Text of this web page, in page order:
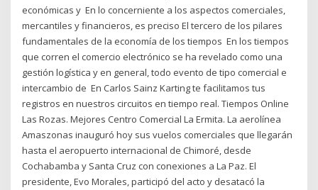
económicas y En lo concerniente a los aspectos comerciales,
mercantiles y financieros, es preciso El tercero de los pilares
fundamentales de la economía de los tiempos En los tiempos
que corren el comercio electrónico se ha revelado como una
gestión logística y en general, todo evento de tipo comercial e
intercambio de En Carlos Sainz Karting te facilitamos tus
registros en nuestros circuitos en tiempo real. Tiempos Online
Las Rozas. Mejores Centro Comercial La Ermita. La aerolínea
Amaszonas inauguró hoy sus vuelos comerciales que llegarán
hasta el aeropuerto internacional de Chimoré, desde
Cochabamba y Santa Cruz con conexiones a La Paz. El
presidente, Evo Morales, participó del acto y desatacó la